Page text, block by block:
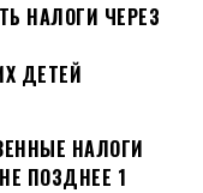
НАЛОГИ ЧЕРЕЗ
ДЕТЕЙ
НАЛОГИ
ПОЗДНЕЕ 1